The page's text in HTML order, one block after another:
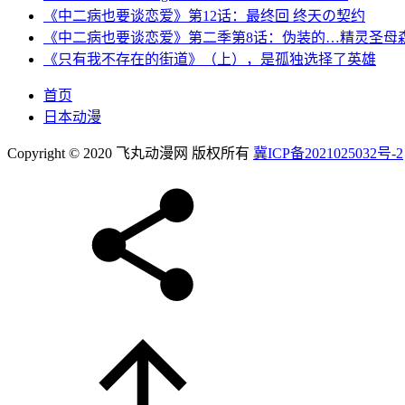
《中二病也要谈恋爱》第12话：最终回 终天の契约
《中二病也要谈恋爱》第二季第8话：伪装的…精灵圣母
《只有我不存在的街道》（上），是孤独选择了英雄
首页
日本动漫
Copyright © 2020 飞丸动漫网 版权所有 冀ICP备2021025032号-2